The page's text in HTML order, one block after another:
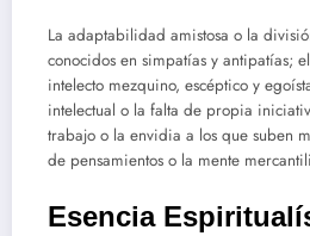
La adaptabilidad amistosa o la
conocidos en simpatías y antipatías;
intelecto mezquino, escéptico y
intelectual o la falta de propia
trabajo o la envidia a los que suben
de pensamientos o la mente
Esencia